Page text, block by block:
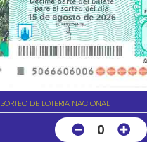
SORTEO DE LOTERIA NACIONAL
0